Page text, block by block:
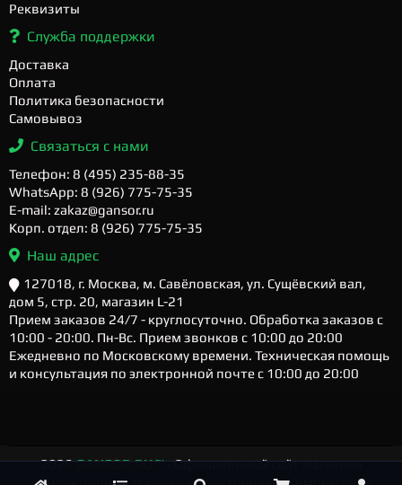
Реквизиты
Служба поддержки
Доставка
Оплата
Политика безопасности
Самовывоз
Связаться с нами
Телефон: 8 (495) 235-88-35
WhatsApp: 8 (926) 775-75-35
E-mail: zakaz@gansor.ru
Корп. отдел: 8 (926) 775-75-35
Наш адрес
127018, г. Москва, м. Савёловская, ул. Сущёвский вал,
дом 5, стр. 20, магазин L-21
Прием заказов 24/7 - круглосуточно. Обработка заказов с
10:00 - 20:00. Пн-Вс. Прием звонков с 10:00 до 20:00
Ежедневно по Московскому времени. Техническая помощь
и консультация по электронной почте с 10:00 до 20:00
2026GANSOR.RU ™- Официальный сайт магазина
компьютерной техники и электроники. Компьютеры